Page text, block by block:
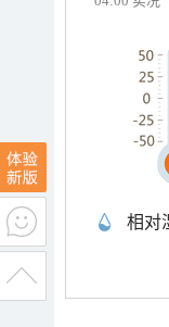
相对